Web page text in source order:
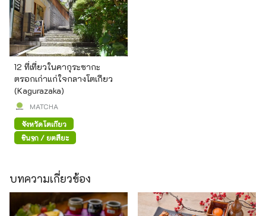
12 ที่เที่ยวในคากุระซากะ
ตรอกเก่าแก่ใจกลางโตเกียว
(Kagurazaka)
MATCHA
จังหวัดโตเกียว
ชินจูกุ / ยตสึยะ
บทความเกี่ยวข้อง